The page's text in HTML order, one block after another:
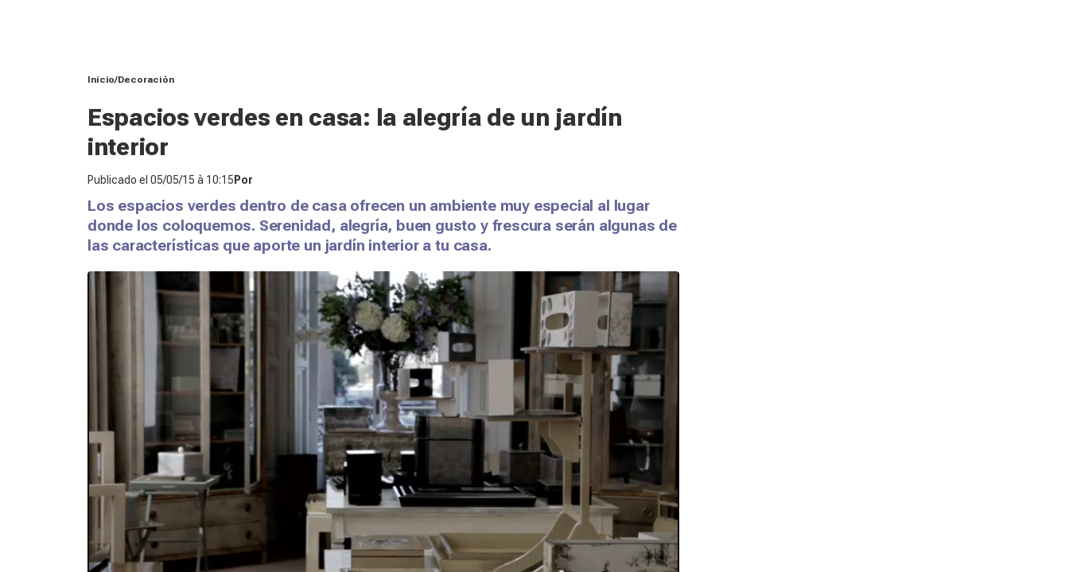
Inicio Decoración
Espacios verdes en casa: la alegría de un jardín
interior
Publicado el 05/05/15 à 10:15 Por
Los espacios verdes dentro de casa ofrecen un ambiente muy especial al lugar
donde los coloquemos. Serenidad, alegría, buen gusto y frescura serán algunas de
las características que aporte un jardín interior a tu casa.